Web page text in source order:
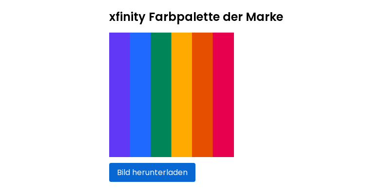
xfinity Farbpalette der Marke
Bild herunterladen